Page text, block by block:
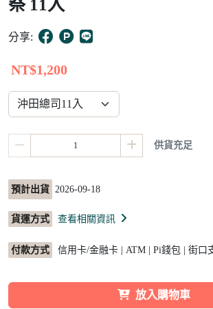
4
祭 11入
分享:
NT$1,200
供貨充足
預計出貨 2026-09-18
貨運方式 查看相關資訊
付款方式 信用卡/金融卡 | ATM | Pi錢包 | 街口
放入購物車